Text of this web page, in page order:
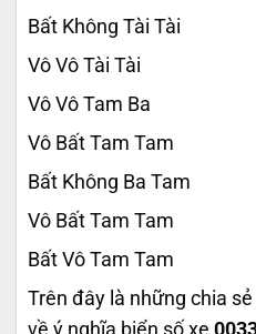
Bất Không Tài Tài
Vô Vô Tài Tài
Vô Vô Tam Ba
Vô Bất Tam Tam
Bất Không Ba Tam
Vô Bất Tam Tam
Bất Vô Tam Tam
Trên đây là những chia sẻ